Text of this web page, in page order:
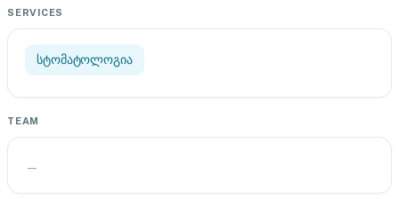
SERVICES
სტომატოლოგია
TEAM
—